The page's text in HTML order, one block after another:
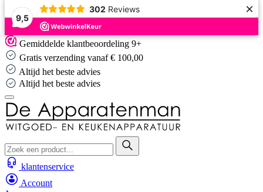
9,5
302 Reviews ×
Skip
to
content
Gemiddelde klantbeoordeling 9+
Gratis verzending vanaf € 100,00
Altijd het beste advies
Altijd het beste advies
klantenservice
Account